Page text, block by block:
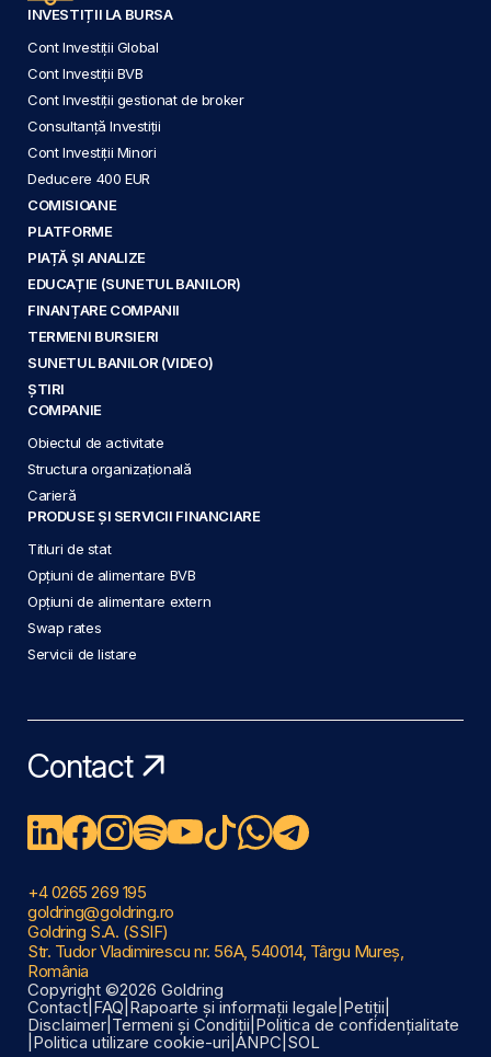
INVESTIȚII LA BURSA
Cont Investiții Global
Cont Investiții BVB
Cont Investiții gestionat de broker
Consultanță Investiții
Cont Investiții Minori
Deducere 400 EUR
COMISIOANE
PLATFORME
PIAȚĂ ȘI ANALIZE
EDUCAȚIE (SUNETUL BANILOR)
FINANȚARE COMPANII
TERMENI BURSIERI
SUNETUL BANILOR (VIDEO)
ȘTIRI
COMPANIE
Obiectul de activitate
Structura organizațională
Carieră
PRODUSE ȘI SERVICII FINANCIARE
Titluri de stat
Opțiuni de alimentare BVB
Opțiuni de alimentare extern
Swap rates
Servicii de listare
Contact
+4 0265 269 195
goldring@goldring.ro
Goldring S.A. (SSIF)
Str. Tudor Vladimirescu nr. 56A, 540014, Târgu Mureș,
România
Copyright ©2026 Goldring
Contact FAQ Rapoarte și informații legale Petiții
Disclaimer Termeni și Condiții Politica de confidențialitate
Politica utilizare cookie-uri ANPC SOL